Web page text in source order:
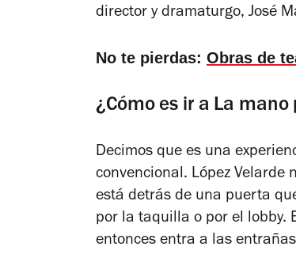
director y dramaturgo, José
No te pierdas: Obras de
¿Cómo es ir a La
Decimos que es una
convencional. López Velarde
está detrás de una puerta
por la taquilla o por el lobby.
entonces entra a las